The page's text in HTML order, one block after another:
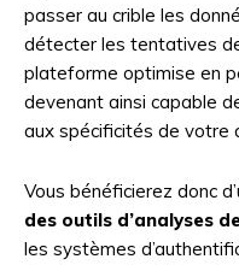
passer au crible les
détecter les tentatives
plateforme optimise en
devenant ainsi capable
aux spécificités de votre
Vous bénéficierez donc
des outils d’analyses
les systèmes